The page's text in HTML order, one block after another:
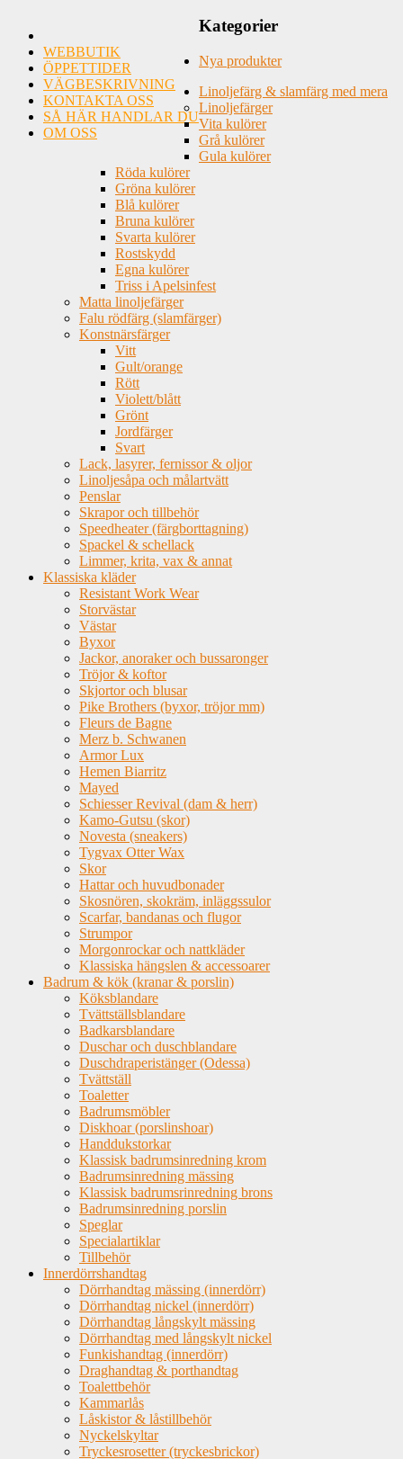
WEBBUTIK
ÖPPETTIDER
VÄGBESKRIVNING
KONTAKTA OSS
SÅ HÄR HANDLAR DU
OM OSS
Kategorier
Nya produkter
Linoljefärg & slamfärg med mera
Linoljefärger
Vita kulörer
Grå kulörer
Gula kulörer
Röda kulörer
Gröna kulörer
Blå kulörer
Bruna kulörer
Svarta kulörer
Rostskydd
Egna kulörer
Triss i Apelsinfest
Matta linoljefärger
Falu rödfärg (slamfärger)
Konstnärsfärger
Vitt
Gult/orange
Rött
Violett/blått
Grönt
Jordfärger
Svart
Lack, lasyrer, fernissor & oljor
Linoljesåpa och målartvätt
Penslar
Skrapor och tillbehör
Speedheater (färgborttagning)
Spackel & schellack
Limmer, krita, vax & annat
Klassiska kläder
Resistant Work Wear
Storvästar
Västar
Byxor
Jackor, anoraker och bussaronger
Tröjor & koftor
Skjortor och blusar
Pike Brothers (byxor, tröjor mm)
Fleurs de Bagne
Merz b. Schwanen
Armor Lux
Hemen Biarritz
Mayed
Schiesser Revival (dam & herr)
Kamo-Gutsu (skor)
Novesta (sneakers)
Tygvax Otter Wax
Skor
Hattar och huvudbonader
Skosnören, skokräm, inläggssulor
Scarfar, bandanas och flugor
Strumpor
Morgonrockar och nattkläder
Klassiska hängslen & accessoarer
Badrum & kök (kranar & porslin)
Köksblandare
Tvättställsblandare
Badkarsblandare
Duschar och duschblandare
Duschdraperistänger (Odessa)
Tvättställ
Toaletter
Badrumsmöbler
Diskhoar (porslinshoar)
Handdukstorkar
Klassisk badrumsinredning krom
Badrumsinredning mässing
Klassisk badrumsrinredning brons
Badrumsinredning porslin
Speglar
Specialartiklar
Tillbehör
Innerdörrshandtag
Dörrhandtag mässing (innerdörr)
Dörrhandtag nickel (innerdörr)
Dörrhandtag långskylt mässing
Dörrhandtag med långskylt nickel
Funkishandtag (innerdörr)
Draghandtag & porthandtag
Toalettbehör
Kammarlås
Låskistor & låstillbehör
Nyckelskyltar
Tryckesrosetter (tryckesbrickor)